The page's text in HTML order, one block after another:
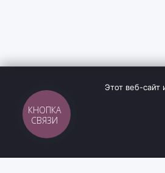
Этот веб-сайт
КНОПКА
СВЯЗИ